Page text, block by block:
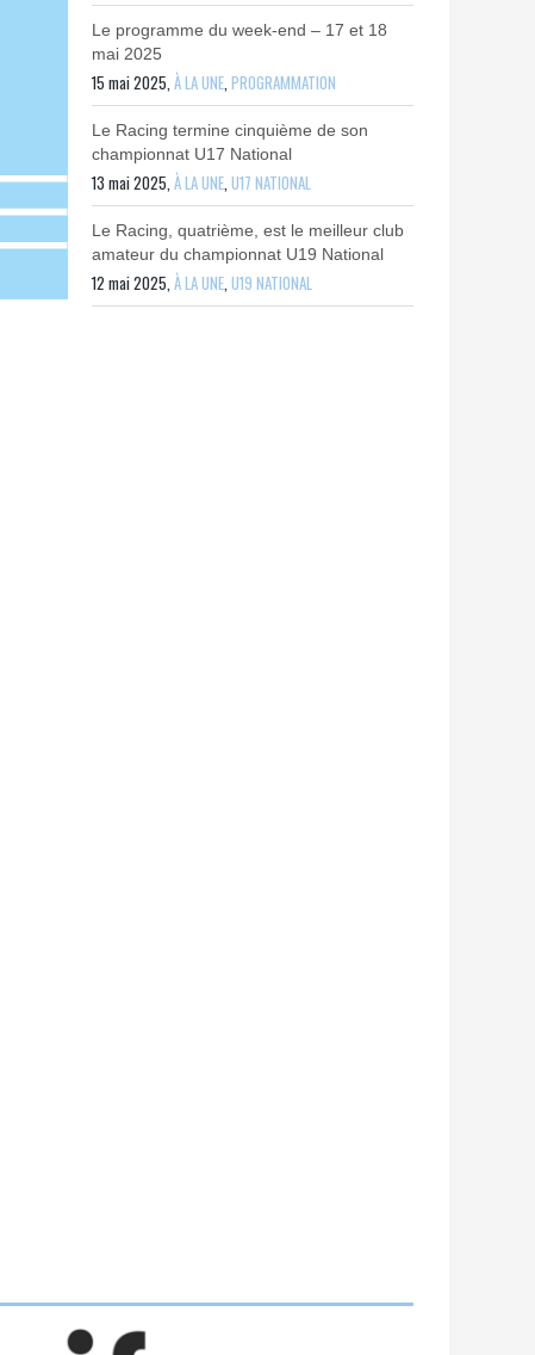
Le programme du week-end – 17 et 18
mai 2025
15 mai 2025,À LA UNE,PROGRAMMATION
Le Racing termine cinquième de son
championnat U17 National
13 mai 2025,À LA UNE,U17 NATIONAL
Le Racing, quatrième, est le meilleur club
amateur du championnat U19 National
12 mai 2025,À LA UNE,U19 NATIONAL